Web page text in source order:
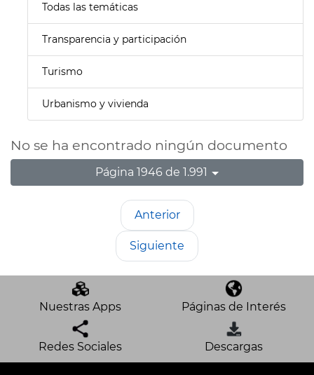
Todas las temáticas
Transparencia y participación
Turismo
Urbanismo y vivienda
No se ha encontrado ningún documento
Página 1946 de 1.991
Anterior
Siguiente
Nuestras Apps Páginas de Interés
Redes Sociales Descargas